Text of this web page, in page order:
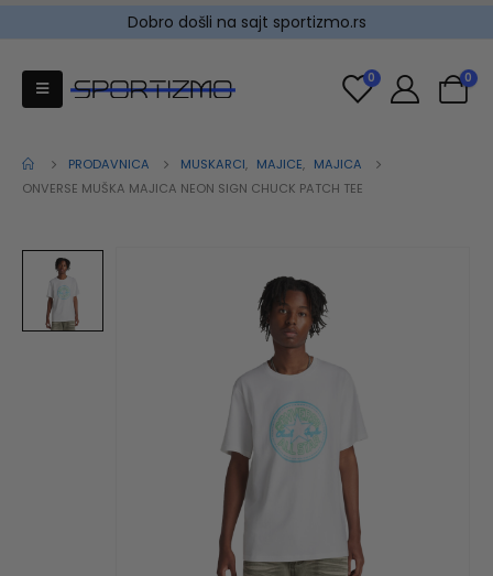
Dobro došli na sajt sportizmo.rs
0 0
PRODAVNICA MUSKARCI, MAJICE, MAJICA
ONVERSE MUŠKA MAJICA NEON SIGN CHUCK PATCH TEE